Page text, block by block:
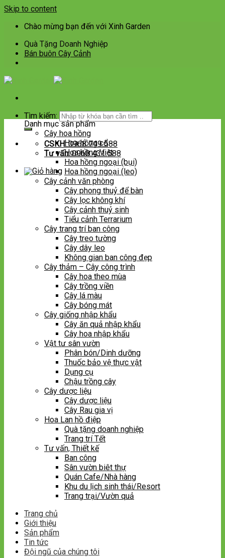
Skip to content
Chào mừng bạn đến với Xinh Garden
Quà Tặng Doanh Nghiệp
Bán buôn Cây Cảnh
Tìm kiếm:
CSKH:0968 749 588
Tư vấn:0968 431 588
Danh mục sản phẩm
Cây hoa hồng
Hoa hồng cổ
Hoa hồng Việt
Hoa hồng ngoại (bụi)
Hoa hồng ngoại (leo)
Cây cảnh văn phòng
Cây phong thuỷ để bàn
Cây lọc không khí
Cây cảnh thuỷ sinh
Tiểu cảnh Terrarium
Cây trang trí ban công
Cây treo tường
Cây dây leo
Không gian ban công đẹp
Cây thảm – Cây công trình
Cây hoa theo mùa
Cây trồng viền
Cây lá màu
Cây bóng mát
Cây giống nhập khẩu
Cây ăn quả nhập khẩu
Cây hoa nhập khẩu
Vật tư sân vườn
Phân bón/Dinh dưỡng
Thuốc bảo vệ thực vật
Dụng cụ
Chậu trồng cây
Cây dược liệu
Cây dược liệu
Cây Rau gia vị
Hoa Lan hồ điệp
Quà tặng doanh nghiệp
Trang trí Tết
Tư vấn, Thiết kế
Ban công
Sân vườn biêt thự
Quán Cafe/Nhà hàng
Khu du lịch sinh thái/Resort
Trang trại/Vườn quả
Trang chủ
Giới thiệu
Sản phẩm
Tin tức
Đội ngũ của chúng tôi